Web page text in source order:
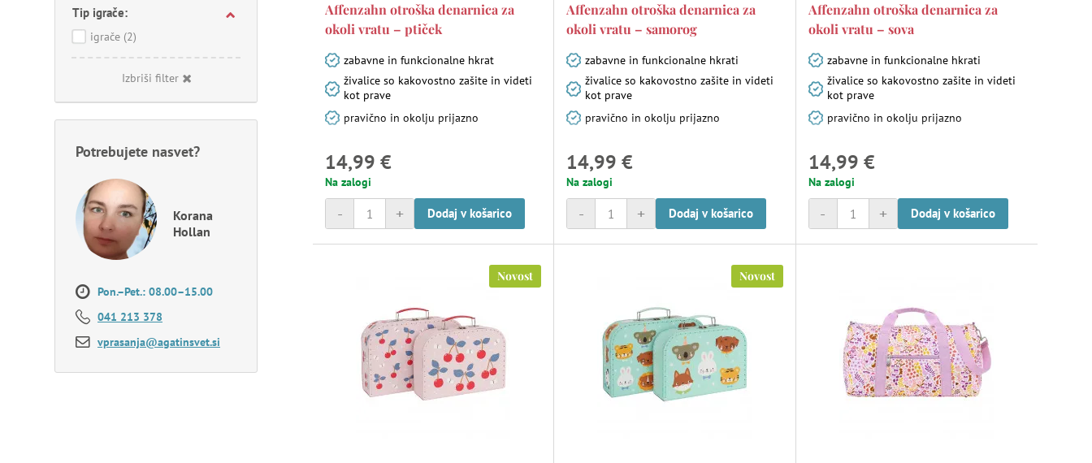
Tip igrače:
igrače (2)
Izbriši filter
Potrebujete nasvet?
Korana
Hollan
Pon.–Pet.: 08.00–15.00
041 213 378
vprasanja@agatinsvet.si
Affenzahn otroška denarnica za
okoli vratu – ptiček
zabavne in funkcionalne hkrat
živalice so kakovostno zašite in videti
kot prave
pravično in okolju prijazno
14,99 €
Na zalogi
+
- Dodaj v košarico
Affenzahn otroška denarnica za
okoli vratu – samorog
zabavne in funkcionalne hkrati
živalice so kakovostno zašite in videti
kot prave
pravično in okolju prijazno
14,99 €
Na zalogi
+
- Dodaj v košarico
Affenzahn otroška denarnica za
okoli vratu – sova
zabavne in funkcionalne hkrati
živalice so kakovostno zašite in videti
kot prave
pravično in okolju prijazno
14,99 €
Na zalogi
+
- Dodaj v košarico
Novost Novost